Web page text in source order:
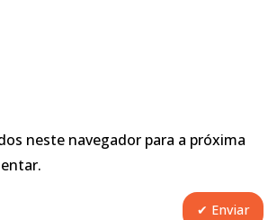
neste navegador para a próxima